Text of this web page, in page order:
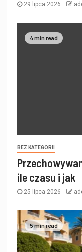
29 lipca 2026
4 min read
BEZ KATEGORII
ile czasu i jak
25 lipca 2026
5 min read